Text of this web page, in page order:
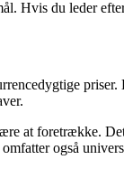
Hvis du leder
at foretrække.
også